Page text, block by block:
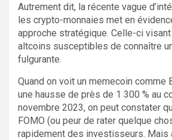
Autrement dit, la récente vague
les crypto-monnaies met en
approche stratégique. Celle-ci
altcoins susceptibles de connaître
fulgurante.
Quand on voit un memecoin comme
une hausse de près de 1 300 % au
novembre 2023, on peut constater
FOMO (ou peur de rater quelque
rapidement des investisseurs. Mais